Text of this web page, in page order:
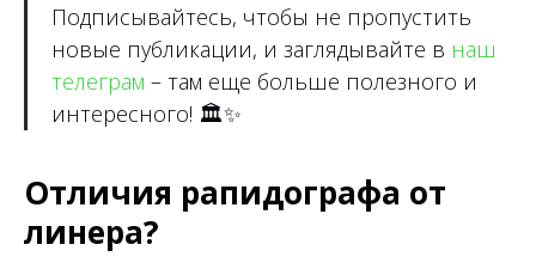
Подписывайтесь, чтобы не пропустить
новые публикации, и заглядывайте в наш
телеграм – там еще больше полезного и
интересного! 🏛✨
Отличия рапидографа от
линера?